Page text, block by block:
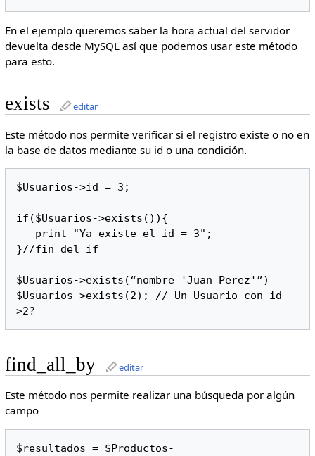
En el ejemplo queremos saber la hora actual del servidor
devuelta desde MySQL así que podemos usar este método
para esto.
exists editar
Este método nos permite verificar si el registro existe o no en
la base de datos mediante su id o una condición.
$Usuarios->id = 3;
if($Usuarios->exists()){
}//fin del if
$Usuarios->exists(“nombre='Juan Perez'”)
$Usuarios->exists(2); // Un Usuario con id-
>2?
find_all_by editar
Este método nos permite realizar una búsqueda por algún
campo
$resultados = $Productos-